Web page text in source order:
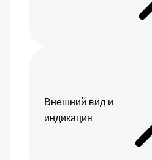
Внешний вид и
индикация